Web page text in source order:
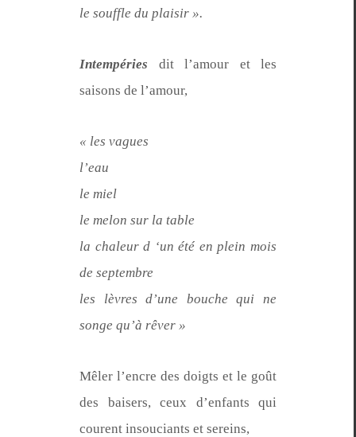
le souf­fle du plaisir ».
Intem­péries dit l’amour et les
saisons de l’amour,
« les vagues
l’eau
le miel
le mel­on sur la table
la chaleur d ‘un été en plein mois
de septembre
les lèvres d’une bouche qui ne
songe qu’à rêver »
Mêler l’en­cre des doigts et le goût
des bais­ers, ceux d’en­fants qui
courent insou­ciants et sereins,